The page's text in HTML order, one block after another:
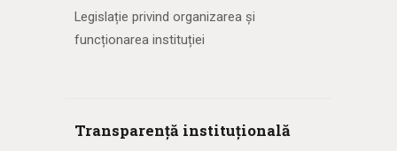
Legislație privind organizarea și
funcționarea instituției
Transparență instituțională